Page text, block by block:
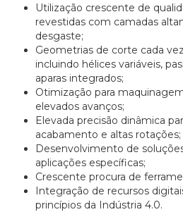
Utilização crescente de
revestidas com camadas
desgaste;
Geometrias de corte cada
incluindo hélices variáveis,
aparas integrados;
Otimização para
elevados avanços;
Elevada precisão dinâmica
acabamento e altas rotações;
Desenvolvimento de
aplicações específicas;
Crescente procura de
Integração de recursos
princípios da Indústria 4.0.